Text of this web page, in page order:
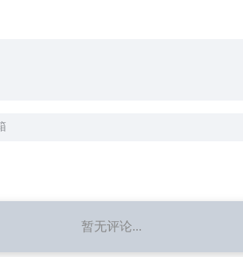
暂无评论...